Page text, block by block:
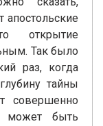
апостольские
открытие
Так было
раз, когда
тайны
совершенно
может быть